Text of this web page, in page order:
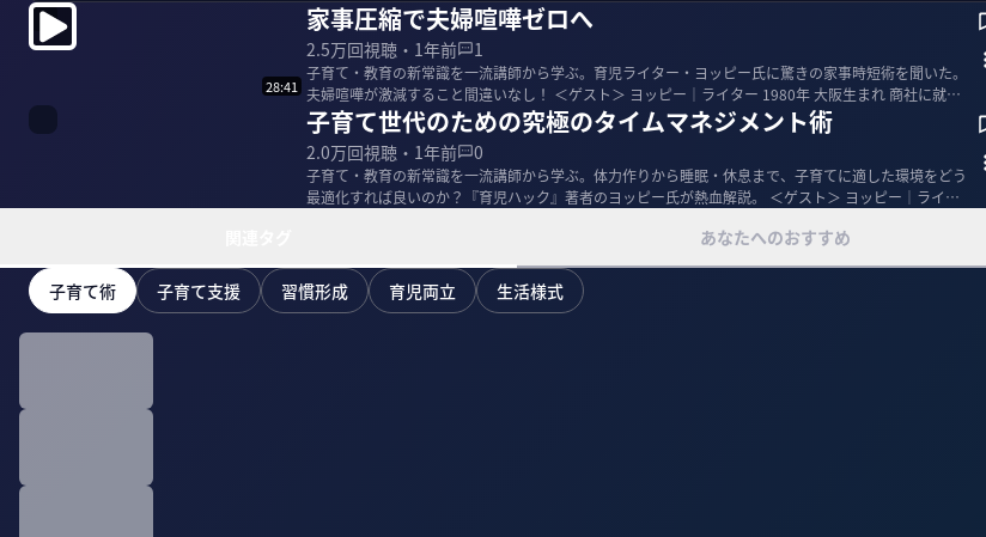
家事圧縮で夫婦喧嘩ゼロへ
2.5万回視聴・ 1年前 1
子育て・教育の新常識を一流講師から学ぶ。育児ライター・ヨッピー氏に驚きの家事時短術を聞いた。
夫婦喧嘩が激減すること間違いなし！ ＜ゲスト＞ ヨッピー｜ライター 1980年 大阪生まれ 商社に就職
する...
28:41
子育て世代のための究極のタイムマネジメント術
2.0万回視聴・ 1年前 0
子育て・教育の新常識を一流講師から学ぶ。体力作りから睡眠・休息まで、子育てに適した環境をどう
最適化すれば良いのか？『育児ハック』著者のヨッピー氏が熱血解説。 ＜ゲスト＞ ヨッピー｜ライタ
あなたへのおすすめ
子育て術 子育て支援 習慣形成 育児両立 生活様式